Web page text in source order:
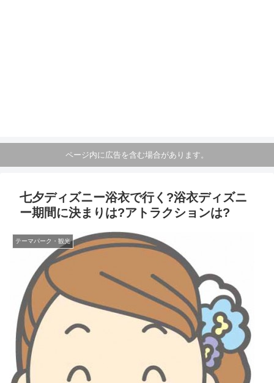
ページ内に広告を含む場合があります。
七夕ディズニー浴衣で行く?浴衣ディズニ
ー期間に決まりは?アトラクションは?
テーマパーク・観光